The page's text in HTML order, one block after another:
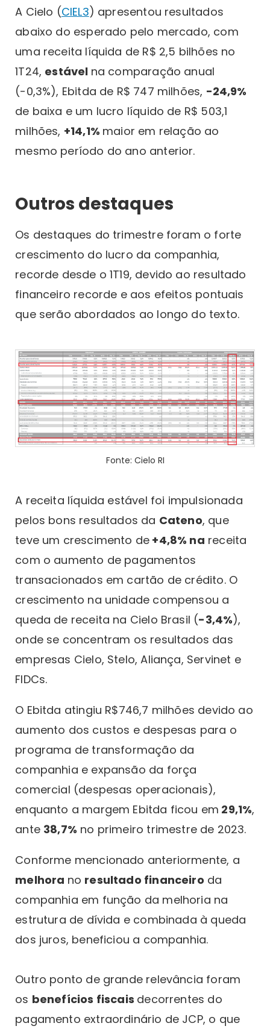
A Cielo (CIEL3) apresentou resultados
abaixo do esperado pelo mercado, com
uma receita líquida de R$ 2,5 bilhões no
1T24, estável na comparação anual
(-0,3%), Ebitda de R$ 747 milhões, -24,9%
de baixa e um lucro líquido de R$ 503,1
milhões, +14,1% maior em relação ao
mesmo período do ano anterior.
Outros destaques
Os destaques do trimestre foram o forte
crescimento do lucro da companhia,
recorde desde o 1T19, devido ao resultado
financeiro recorde e aos efeitos pontuais
que serão abordados ao longo do texto.
Fonte: Cielo RI
A receita líquida estável foi impulsionada
pelos bons resultados da Cateno, que
teve um crescimento de +4,8% na receita
com o aumento de pagamentos
transacionados em cartão de crédito. O
crescimento na unidade compensou a
queda de receita na Cielo Brasil (-3,4%),
onde se concentram os resultados das
empresas Cielo, Stelo, Aliança, Servinet e
FIDCs.
O Ebitda atingiu R$746,7 milhões devido ao
aumento dos custos e despesas para o
programa de transformação da
companhia e expansão da força
comercial (despesas operacionais),
enquanto a margem Ebitda ficou em 29,1%,
ante 38,7% no primeiro trimestre de 2023.
Conforme mencionado anteriormente, a
melhora no resultado financeiro da
companhia em função da melhoria na
estrutura de dívida e combinada à queda
dos juros, beneficiou a companhia.
Outro ponto de grande relevância foram
os benefícios fiscais decorrentes do
pagamento extraordinário de JCP, o que